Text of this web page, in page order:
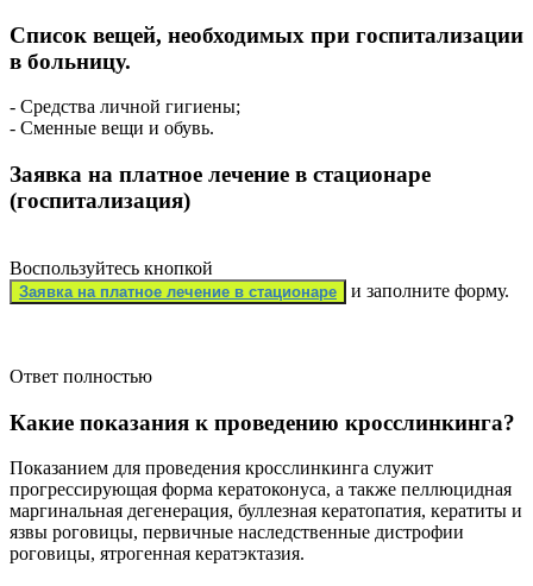
Список вещей, необходимых при госпитализации
в больницу.
- Средства личной гигиены;
- Сменные вещи и обувь.
Заявка на платное лечение в стационаре
(госпитализация)
Воспользуйтесь кнопкой
Заявка на платное лечение в стационаре и заполните форму.
Ответ полностью
Какие показания к проведению кросслинкинга?
Показанием для проведения кросслинкинга служит
прогрессирующая форма кератоконуса, а также пеллюцидная
маргинальная дегенерация, буллезная кератопатия, кератиты и
язвы роговицы, первичные наследственные дистрофии
роговицы, ятрогенная кератэктазия.